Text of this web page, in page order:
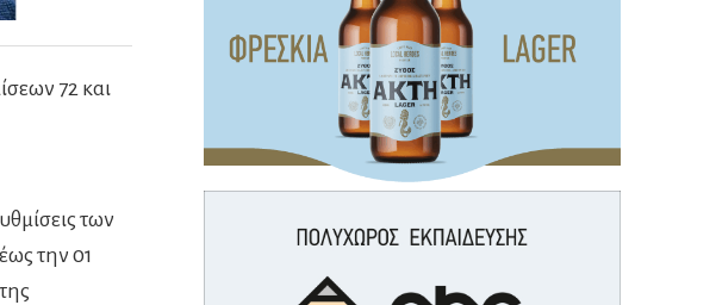
72 και
των
την 01